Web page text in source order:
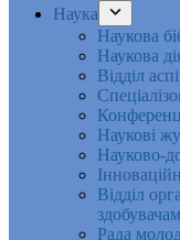
Наука
Наукова
Наукова
Відділ
Наукові
Науково-
Відділ
Рада